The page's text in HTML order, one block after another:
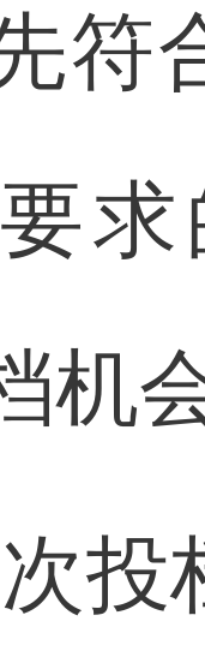
符
机
档